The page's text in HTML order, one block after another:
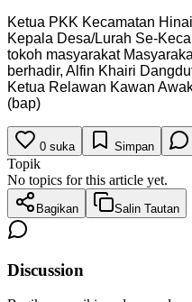
Ketua PKK Kecamatan
Kepala Desa/Lurah Se-
tokoh masyarakat
berhadir, Alfin Khairi
Ketua Relawan Kawan
(bap)
0 suka Simpan
Topik
No topics for this article yet.
Bagikan Salin Tautan
Discussion